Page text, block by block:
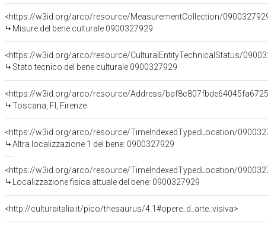
<https://w3id.org/arco/resource/MeasurementCollection/
Misure del bene culturale 0900327929
<https://w3id.org/arco/resource/CulturalEntityTechnicalStatus/
Stato tecnico del bene culturale 0900327929
<https://w3id.org/arco/resource/Address/
Toscana, FI, Firenze
<https://w3id.org/arco/resource/TimeIndexedTypedLocation/
Altra localizzazione 1 del bene: 0900327929
<https://w3id.org/arco/resource/TimeIndexedTypedLocation/
Localizzazione fisica attuale del bene: 0900327929
<http://culturaitalia.it/pico/thesaurus/4.1#opere_d_arte_visiva>